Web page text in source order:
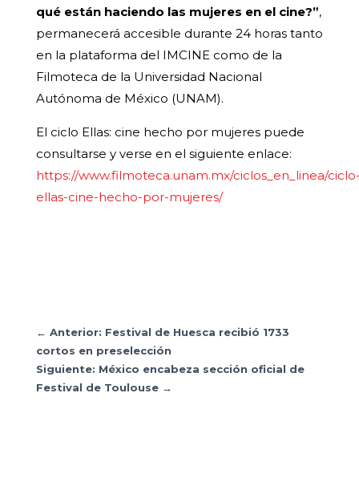
qué están haciendo las mujeres en el cine?”,
permanecerá accesible durante 24 horas tanto
en la plataforma del IMCINE como de la
Filmoteca de la Universidad Nacional
Autónoma de México (UNAM).
El ciclo Ellas: cine hecho por mujeres puede
consultarse y verse en el siguiente enlace:
https://www.filmoteca.unam.mx/ciclos_en_linea/
ellas-cine-hecho-por-mujeres/
← Anterior: Festival de Huesca recibió 1733
cortos en preselección
Siguiente: México encabeza sección oficial de
Festival de Toulouse→